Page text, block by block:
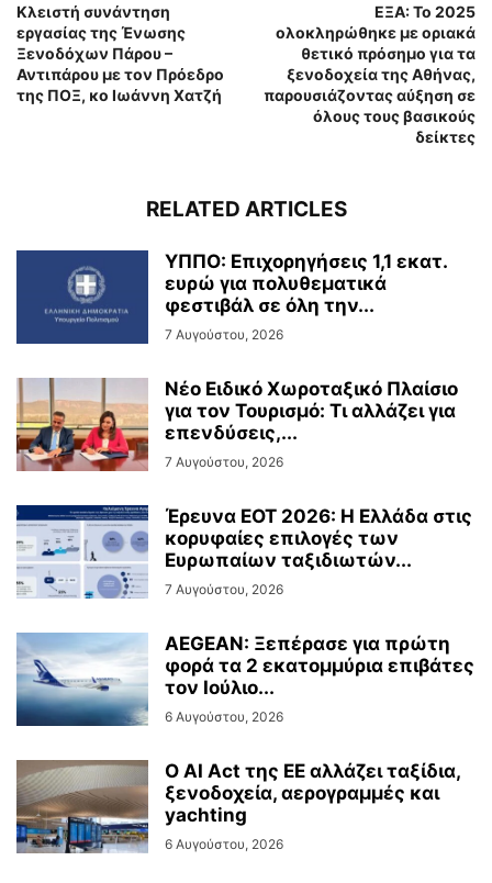
Κλειστή συνάντηση
εργασίας της Ένωσης
Ξενοδόχων Πάρου –
Αντιπάρου με τον Πρόεδρο
της ΠΟΞ, κο Ιωάννη Χατζή
ΕΞΑ: Το 2025
ολοκληρώθηκε με οριακά
θετικό πρόσημο για τα
ξενοδοχεία της Αθήνας,
παρουσιάζοντας αύξηση σε
όλους τους βασικούς
δείκτες
RELATED ARTICLES
ΥΠΠΟ: Επιχορηγήσεις 1,1 εκατ.
ευρώ για πολυθεματικά
φεστιβάλ σε όλη την...
7 Αυγούστου, 2026
Νέο Ειδικό Χωροταξικό Πλαίσιο
για τον Τουρισμό: Τι αλλάζει για
επενδύσεις,...
7 Αυγούστου, 2026
Έρευνα ΕΟΤ 2026: Η Ελλάδα στις
κορυφαίες επιλογές των
Ευρωπαίων ταξιδιωτών...
7 Αυγούστου, 2026
AEGEAN: Ξεπέρασε για πρώτη
φορά τα 2 εκατομμύρια επιβάτες
τον Ιούλιο...
6 Αυγούστου, 2026
Ο AI Act της ΕΕ αλλάζει ταξίδια,
ξενοδοχεία, αερογραμμές και
yachting
6 Αυγούστου, 2026